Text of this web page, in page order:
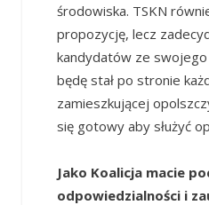
środowiska. TSKN
propozycję, lecz
kandydatów ze
będę stał po stronie
zamieszkującej
się gotowy aby służyć
Jako Koalicja macie
odpowiedzialności i